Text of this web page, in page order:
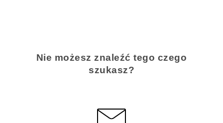
Nie możesz znaleźć tego czego
szukasz?